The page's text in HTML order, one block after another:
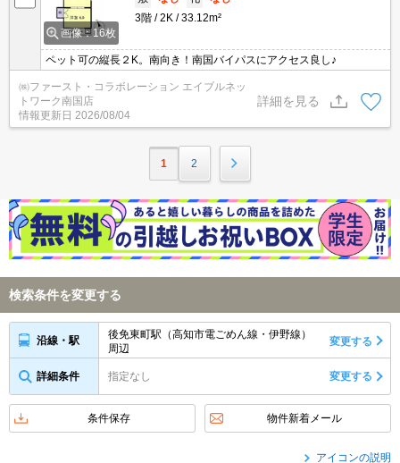
画像：16枚
3階
2K 33.12m²
ペット可の縦長２K。南向き！南国バイパスにアクセス良し♪
㈱ファースト・コラボレーション エイブルネッ
トワーク南国店
情報更新日 2026/08/04
詳細を見る
1 2
検索条件を変更する
沿線・駅
後免東町駅（高知市電ごめん線・伊野線）
周辺
変更する
詳細条件 指定なし 変更する
条件保存 物件新着メール
アイコンの説明